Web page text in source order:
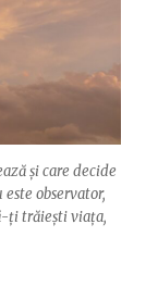
și care decide
observator,
ți trăiești viața,